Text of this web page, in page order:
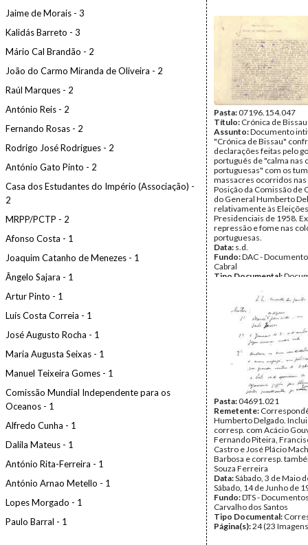
Jaime de Morais - 3
Kalidás Barreto - 3
Mário Cal Brandão - 2
João do Carmo Miranda de Oliveira - 2
Raúl Marques - 2
António Reis - 2
Fernando Rosas - 2
Rodrigo José Rodrigues - 2
António Gato Pinto - 2
Casa dos Estudantes do Império (Associação) -
2
MRPP/PCTP - 2
Afonso Costa - 1
Joaquim Catanho de Menezes - 1
Ângelo Sajara - 1
Artur Pinto - 1
Luís Costa Correia - 1
José Augusto Rocha - 1
Maria Augusta Seixas - 1
Manuel Teixeira Gomes - 1
Comissão Mundial Independente para os
Oceanos - 1
Alfredo Cunha - 1
Dalila Mateus - 1
António Rita-Ferreira - 1
António Arnao Metello - 1
Lopes Morgado - 1
Paulo Barral - 1
Paulo", com o título "A
portuguesa anuncia o
revolucionária do seu
Data:c. Maio de 1959
Fundo:AMS - Arquivo
Tipo Documental:
Página(s):2
Pasta:07196.154.047
Título: Crónica de Bissau
Assunto:Documento
"Crónica de Bissau"
declarações feitas pelo
português de "calma nas
portuguesas" com os
massacres ocorridos
Posição da Comissão de
do General Humberto
relativamente às Eleições
Presidenciais de 1958.
repressão e fome nas
portuguesas.
Data: s.d.
Fundo:DAC -
Cabral
Tipo Documental:
Pasta:04691.021
Remetente:
Humberto Delgado.
corresp. com Acácio
Fernando Piteira,
Castro e José Plácio
Barbosa e corresp.
Souza Ferreira
Data:Sábado, 3 de Maio
Sábado, 14 de Junho de
Fundo:DTS -
Carvalho dos Santos
Tipo Documental:
Página(s):24 (23